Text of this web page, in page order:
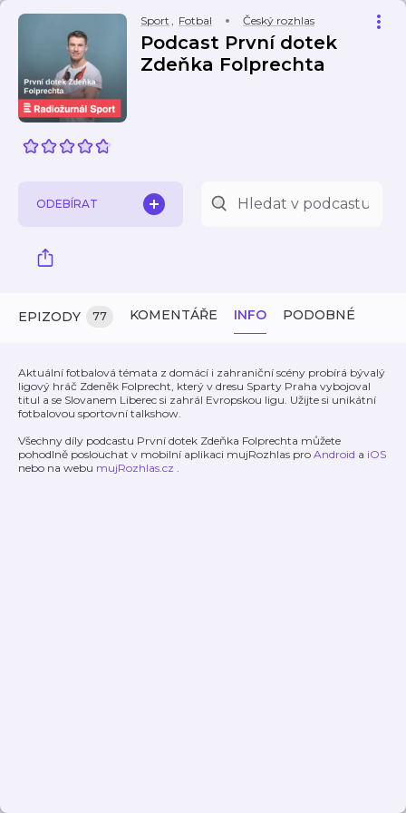
Sport , Fotbal Český rozhlas
Podcast První dotek
Zdeňka Folprechta
ODEBÍRAT
EPIZODY 77 KOMENTÁŘE INFO PODOBNÉ
Aktuální fotbalová témata z domácí i zahraniční scény probírá bývalý
ligový hráč Zdeněk Folprecht, který v dresu Sparty Praha vybojoval
titul a se Slovanem Liberec si zahrál Evropskou ligu. Užijte si unikátní
fotbalovou sportovní talkshow.
Všechny díly podcastu První dotek Zdeňka Folprechta můžete
pohodlně poslouchat v mobilní aplikaci mujRozhlas pro Android a iOS
nebo na webu mujRozhlas.cz .